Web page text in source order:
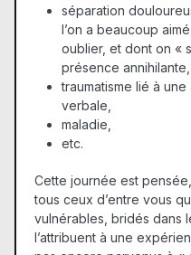
séparation
l’on a beaucoup
oublier, et dont on «
présence annihilante,
traumatisme lié à
verbale,
maladie,
etc.
Cette journée est
tous ceux d’entre vous
vulnérables, bridés dans
l’attribuent à une